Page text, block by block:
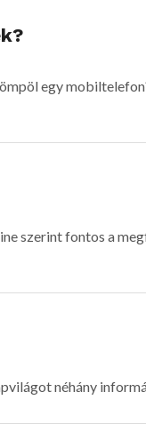
egy
szerint fontos a
néhány